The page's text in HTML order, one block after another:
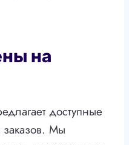
на
доступные
заказов. Мы